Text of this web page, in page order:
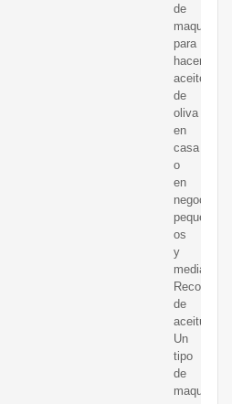
de
maquinaria
para
hacer
aceite
de
oliva
en
casa
o
en
negocios
peque?
os
y
medianos.
Recolector
de
aceitunas.
Un
tipo
de
maquinaria